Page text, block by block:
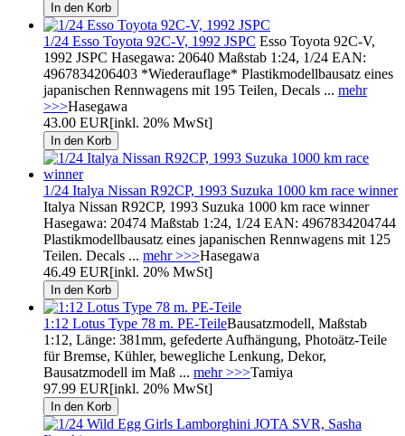
1/24 Esso Toyota 92C-V, 1992 JSPC Esso Toyota 92C-V,
1992 JSPC Hasegawa: 20640 Maßstab 1:24, 1/24 EAN:
4967834206403 *Wiederauflage* Plastikmodellbausatz eines
japanischen Rennwagens mit 195 Teilen, Decals ... mehr
>>>Hasegawa
43.00 EUR[inkl. 20% MwSt]
1/24 Italya Nissan R92CP, 1993 Suzuka 1000 km race winner
Italya Nissan R92CP, 1993 Suzuka 1000 km race winner
Hasegawa: 20474 Maßstab 1:24, 1/24 EAN: 4967834204744
Plastikmodellbausatz eines japanischen Rennwagens mit 125
Teilen. Decals ... mehr >>>Hasegawa
46.49 EUR[inkl. 20% MwSt]
1:12 Lotus Type 78 m. PE-TeileBausatzmodell, Maßstab
1:12, Länge: 381mm, gefederte Aufhängung, Photoätz-Teile
für Bremse, Kühler, bewegliche Lenkung, Dekor,
Bausatzmodell im Maß ... mehr >>>Tamiya
97.99 EUR[inkl. 20% MwSt]